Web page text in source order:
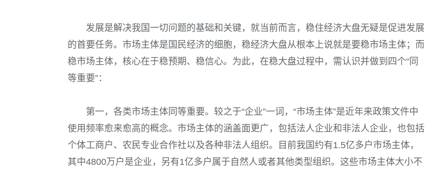
发展是解决我国一切问题的基础和关键，就当前而言，稳住经济大盘无疑是促进发展
的首要任务。市场主体是国民经济的细胞，稳经济大盘从根本上说就是要稳市场主体；而
稳市场主体，核心在于稳预期、稳信心。为此，在稳大盘过程中，需认识并做到四个“同
等重要”：
第一，各类市场主体同等重要。较之于“企业”一词，“市场主体”是近年来政策文件中
使用频率愈来愈高的概念。市场主体的涵盖面更广，包括法人企业和非法人企业，也包括
个体工商户、农民专业合作社以及各种非法人组织。目前我国约有1.5亿多户市场主体，
其中4800万户是企业，另有1亿多户属于自然人或者其他类型组织。这些市场主体大小不